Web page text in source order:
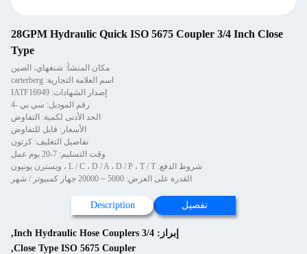
28GPM Hydraulic Quick ISO 5675 Coupler 3/4 Inch Close
Type
مكان المنشأ: شنغهاي، الصين
اسم العلامة التجارية: carterberg
إصدار الشهادات: IATF16949
رقم الموديل: سي بي -4
الحد الأدنى لكمية: التفاوض
الأسعار: قابل للتفاوض
تفاصيل التغليف: كرتون
وقت التسليم: 7-20 يوم عمل
شروط الدفع: L / C ، D / A ، D / P ، T / T ، ويسترن يونيون
القدرة على العرض: 5000 ~ 20000 جهاز كمبيوتر / شهر
تفصيل Description
إبراز: 3/4 Inch Hydraulic Hose Couplers
,
Close Type ISO 5675 Coupler
,